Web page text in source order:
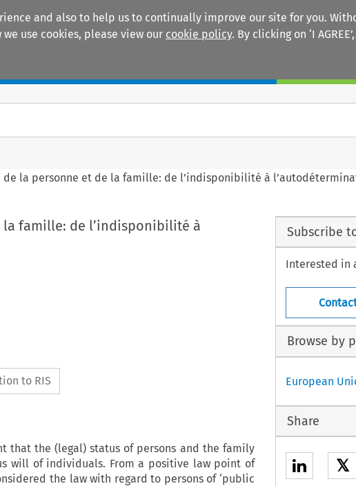
and also to help us to continually improve our site for you.
use cookies, please view our cookie policy. By clicking on ‘I
de la personne et de la famille: de l’indisponibilité à
famille: de l’indisponibilité à
to RIS
that the (legal) status of persons and the family
will of individuals. From a positive law point of
the law with regard to persons of ‘public
Subscribe
Interested in
Browse by
European
Share
𝕏